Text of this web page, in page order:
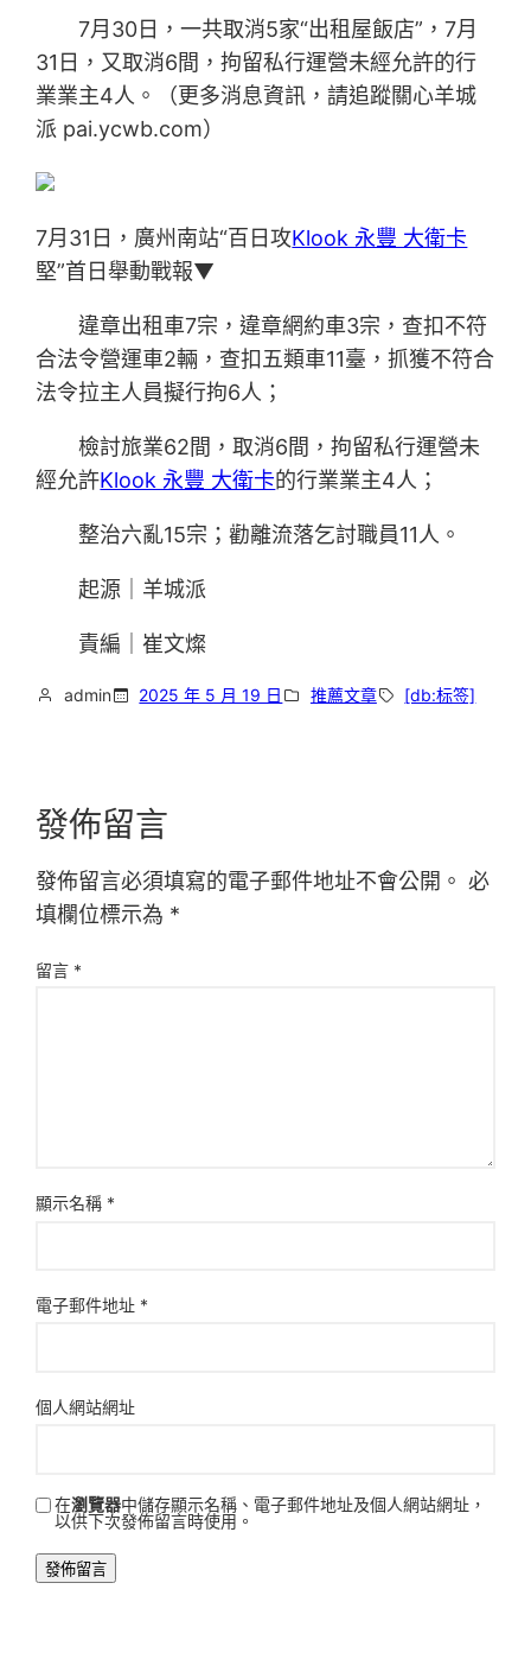
7月30日，一共取消5家“出租屋飯店”，7月
31日，又取消6間，拘留私行運營未經允許的行
業業主4人。（更多消息資訊，請追蹤關心羊城
派 pai.ycwb.com）
7月31日，廣州南站“百日攻Klook 永豐 大衛卡
堅”首日舉動戰報▼
違章出租車7宗，違章網約車3宗，查扣不符
合法令營運車2輛，查扣五類車11臺，抓獲不符合
法令拉主人員擬行拘6人；
檢討旅業62間，取消6間，拘留私行運營未
經允許Klook 永豐 大衛卡的行業業主4人；
整治六亂15宗；勸離流落乞討職員11人。
起源｜羊城派
責編｜崔文燦
admin 2025 年 5 月 19 日 推薦文章 [db:标签]
發佈留言
發佈留言必須填寫的電子郵件地址不會公開。 必
填欄位標示為 *
留言 *
顯示名稱 *
電子郵件地址 *
個人網站網址
在瀏覽器中儲存顯示名稱、電子郵件地址及個人網站網址，
以供下次發佈留言時使用。